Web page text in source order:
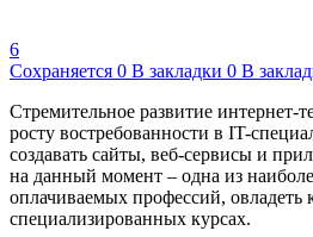
6
Сохраняется 0 В закладки 0 В
Стремительное развитие интернет-
росту востребованности в IT-
создавать сайты, веб-сервисы и
на данный момент – одна из
оплачиваемых профессий, овладеть
специализированных курсах.